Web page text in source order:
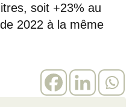
soit +23% au
2022 à la même